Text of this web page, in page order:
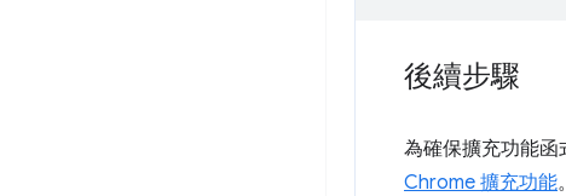
後續步驟
為確保擴充功能函
Chrome 擴充功能。